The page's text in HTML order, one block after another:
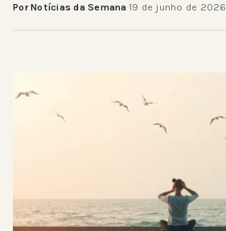
Por Notícias da Semana·19 de junho de 2026